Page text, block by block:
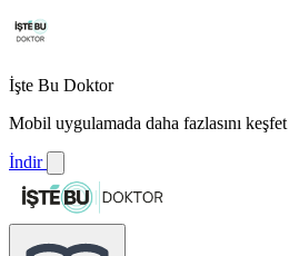
İşte Bu Doktor
Mobil uygulamada daha fazlasını keşfet
İndir